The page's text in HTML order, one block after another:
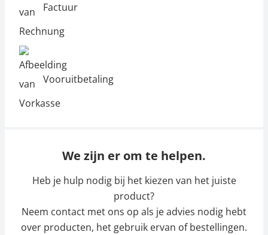
Factuur
Vooruitbetaling
We zijn er om te helpen.
Heb je hulp nodig bij het kiezen van het juiste
product?
Neem contact met ons op als je advies nodig hebt
over producten, het gebruik ervan of bestellingen.